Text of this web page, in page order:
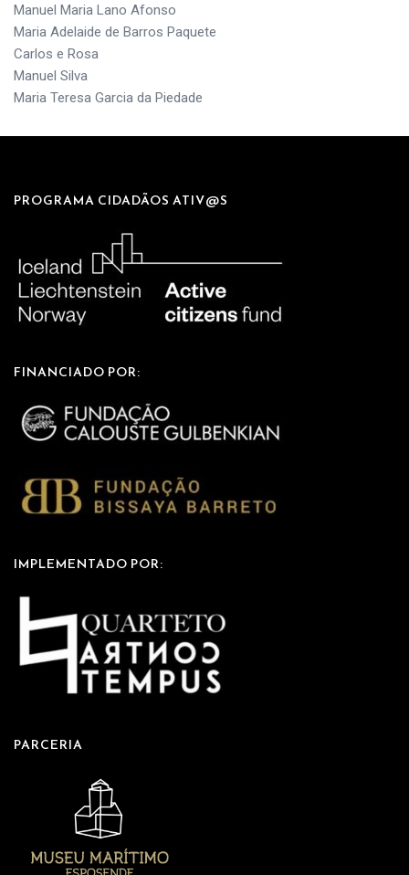
Manuel Maria Lano Afonso
Maria Adelaide de Barros Paquete
Carlos e Rosa
Manuel Silva
Maria Teresa Garcia da Piedade
PROGRAMA CIDADÃOS ATIV@S
FINANCIADO POR:
IMPLEMENTADO POR:
PARCERIA